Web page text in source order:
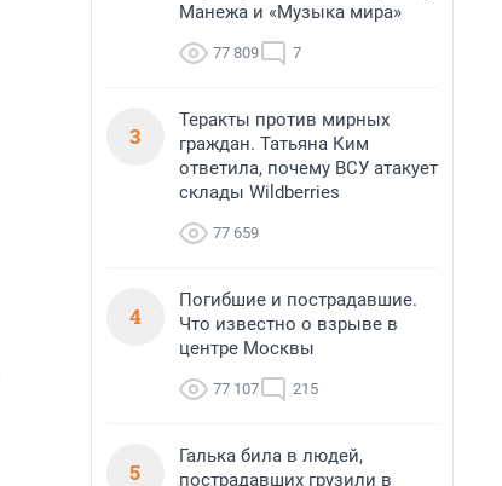
Манежа и «Музыка мира»
77 809 7
3
Теракты против мирных
граждан. Татьяна Ким
ответила, почему ВСУ атакует
склады Wildberries
77 659
4
Погибшие и пострадавшие.
Что известно о взрыве в
центре Москвы
77 107 215
5
Галька била в людей,
пострадавших грузили в